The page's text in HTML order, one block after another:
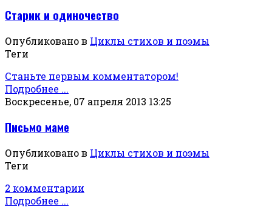
Старик и одиночество
Опубликовано в Циклы стихов и поэмы
Теги
Станьте первым комментатором!
Подробнее ...
Воскресенье, 07 апреля 2013 13:25
Письмо маме
Опубликовано в Циклы стихов и поэмы
Теги
2 комментарии
Подробнее ...